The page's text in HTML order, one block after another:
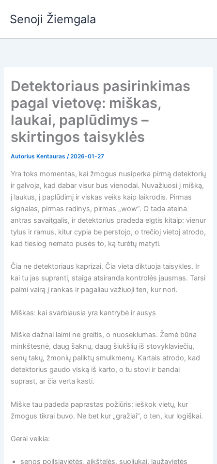
prieSenoji Žiemgala
Detektoriaus pasirinkimas
pagal vietovę: miškas,
laukai, paplūdimys –
skirtingos taisyklės
Autorius Kentauras/2026-01-27
Yra toks momentas, kai žmogus nusiperka pirmą detektorių
ir galvoja, kad dabar visur bus vienodai. Nuvažiuosi į mišką,
į laukus, į paplūdimį ir viskas veiks kaip laikrodis. Pirmas
signalas, pirmas radinys, pirmas „wow“. O tada ateina
antras savaitgalis, ir detektorius pradeda elgtis kitaip: vienur
tylus ir ramus, kitur cypia be perstojo, o trečioj vietoj atrodo,
kad tiesiog nemato pusės to, ką turėtų matyti.
Čia ne detektoriaus kaprizai. Čia vieta diktuoja taisykles. Ir
kai tu jas supranti, staiga atsiranda kontrolės jausmas. Tarsi
paimi vairą į rankas ir pagaliau važiuoji ten, kur nori.
Miškas: kai svarbiausia yra kantrybė ir ausys
Miške dažnai laimi ne greitis, o nuoseklumas. Žemė būna
minkštesnė, daug šaknų, daug šiukšlių iš stovyklaviečių,
senų takų, žmonių paliktų smulkmenų. Kartais atrodo, kad
detektorius gaudo viską iš karto, o tu stovi ir bandai
suprast, ar čia verta kasti.
Miške tau padeda paprastas požiūris: ieškok vietų, kur
žmogus tikrai buvo. Ne bet kur „gražiai“, o ten, kur logiškai.
Gerai veikia:
senos poilsiavietės, aikštelės, suoliukai, laužavietės